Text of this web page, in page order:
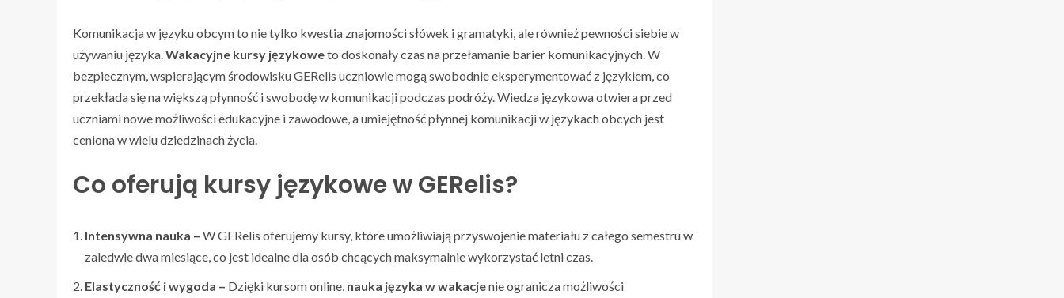
Komunikacja w języku obcym to nie tylko kwestia znajomości słówek i gramatyki, ale również pewności siebie w
używaniu języka. Wakacyjne kursy językoweto doskonały czas na przełamanie barier komunikacyjnych. W
bezpiecznym, wspierającym środowisku GERelis uczniowie mogą swobodnie eksperymentować z językiem, co
przekłada się na większą płynność i swobodę w komunikacji podczas podróży. Wiedza językowa otwiera przed
uczniami nowe możliwości edukacyjne i zawodowe, a umiejętność płynnej komunikacji w językach obcych jest
ceniona w wielu dziedzinach życia.
Co oferują kursy językowe w GERelis?
Intensywna nauka – W GERelis oferujemy kursy, które umożliwiają przyswojenie materiału z całego semestru w
zaledwie dwa miesiące, co jest idealne dla osób chcących maksymalnie wykorzystać letni czas.
Elastyczność i wygoda – Dzięki kursom online, nauka języka w wakacjenie ogranicza możliwości